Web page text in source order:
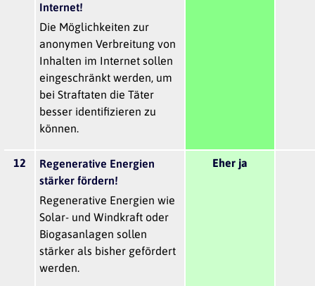
Internet!
Die Möglichkeiten zur
anonymen Verbreitung von
Inhalten im Internet sollen
eingeschränkt werden, um
bei Straftaten die Täter
besser identifizieren zu
können.
12
Regenerative Energien
stärker fördern!
Regenerative Energien wie
Solar- und Windkraft oder
Biogasanlagen sollen
stärker als bisher gefördert
werden.
Eher ja